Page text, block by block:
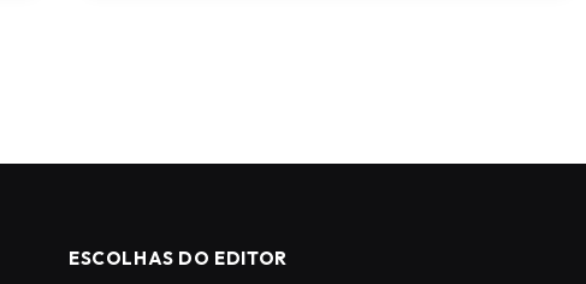
ESCOLHAS DO EDITOR